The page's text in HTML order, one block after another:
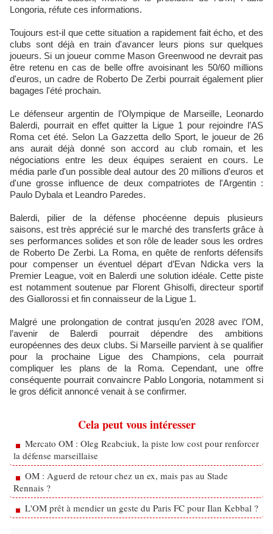
Longoria, réfute ces informations.
Toujours est-il que cette situation a rapidement fait écho, et des
clubs sont déjà en train d'avancer leurs pions sur quelques
joueurs. Si un joueur comme Mason Greenwood ne devrait pas
être retenu en cas de belle offre avoisinant les 50/60 millions
d'euros, un cadre de Roberto De Zerbi pourrait également plier
bagages l'été prochain.
Le défenseur argentin de l’Olympique de Marseille, Leonardo
Balerdi, pourrait en effet quitter la Ligue 1 pour rejoindre l’AS
Roma cet été. Selon La Gazzetta dello Sport, le joueur de 26
ans aurait déjà donné son accord au club romain, et les
négociations entre les deux équipes seraient en cours. Le
média parle d'un possible deal autour des 20 millions d'euros et
d'une grosse influence de deux compatriotes de l'Argentin :
Paulo Dybala et Leandro Paredes.
Balerdi, pilier de la défense phocéenne depuis plusieurs
saisons, est très apprécié sur le marché des transferts grâce à
ses performances solides et son rôle de leader sous les ordres
de Roberto De Zerbi. La Roma, en quête de renforts défensifs
pour compenser un éventuel départ d’Evan Ndicka vers la
Premier League, voit en Balerdi une solution idéale. Cette piste
est notamment soutenue par Florent Ghisolfi, directeur sportif
des Giallorossi et fin connaisseur de la Ligue 1.
Malgré une prolongation de contrat jusqu’en 2028 avec l’OM,
l’avenir de Balerdi pourrait dépendre des ambitions
européennes des deux clubs. Si Marseille parvient à se qualifier
pour la prochaine Ligue des Champions, cela pourrait
compliquer les plans de la Roma. Cependant, une offre
conséquente pourrait convaincre Pablo Longoria, notamment si
le gros déficit annoncé venait à se confirmer.
Cela peut vous intéresser
Mercato OM : Oleg Reabciuk, la piste low cost pour renforcer
la défense marseillaise
OM : Aguerd de retour chez un ex, mais pas au Stade
Rennais ?
L'OM prêt à mendier un geste du Paris FC pour Ilan Kebbal ?